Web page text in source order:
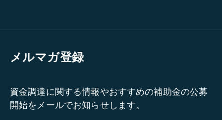
メルマガ登録
資金調達に関する情報やおすすめの補助金の公募
開始をメールでお知らせします。